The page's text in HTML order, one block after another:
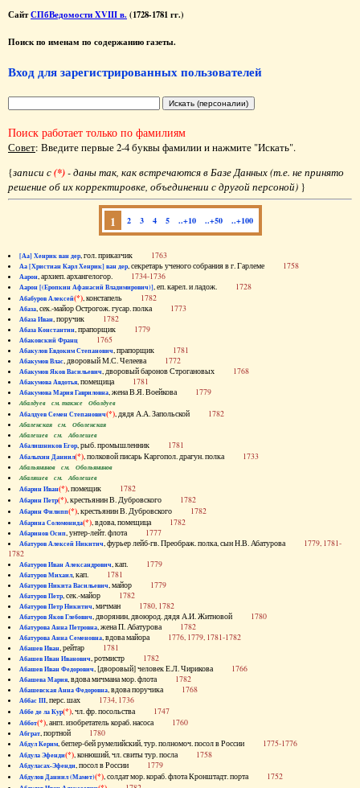
СайтСПбВедомости XVIII в. (1728-1781 гг.)
Поиск по именам по содержанию газеты.
Вход для зарегистрированных пользователей
Поиск работает только по фамилиям
Совет: Введите первые 2-4 буквы фамилии и нажмите "Искать".
{записи с(*)- даны так, как встречаются в Базе Данных (т.е. не принято
решение об их корректировке, объединении с другой персоной) }
1 2 3 4 5 ..+10 ..+50 ..+100
[Аа] Хенрик ван дер, гол. приказчик 1763
Аа [Христиан Карл Хенрик] ван дер, секретарь ученого собрания в г. Гарлеме 1758
Аарон, архиеп. архангелогор. 1734-1736
Аарон [(Еропкин Афанасий Владимирович)], еп. карел. и ладож. 1728
Абабуров Алексей(*), констапель 1782
Абаза, сек.-майор Острогож. гусар. полка 1773
Абаза Иван, поручик 1782
Абаза Константин, прапорщик 1779
Абаковский Франц 1765
Абакулов Евдоким Степанович, прапорщик 1781
Абакумов Влас, дворовый М.С. Челеева 1772
Абакумов Яков Васильевич, дворовый баронов Строгановых 1768
Абакумова Авдотья, помещица 1781
Абакумова Мария Гавриловна, жена В.Я. Воейкова 1779
Абалдуев см. также Оболдуев
Абалдуев Семен Степанович(*), дядя А.А. Запольской 1782
Абаленская см. Оболенская
Абалешев см. Аболешев
Абалишников Егор, рыб. промышленник 1781
Абалыхин Даниил(*), полковой писарь Каргопол. драгун. полка 1733
Абальянинов см. Обольянинов
Абаляшев см. Аболешев
Абарин Иван(*), помещик 1782
Абарин Петр(*), крестьянин В. Дубровского 1782
Абарин Филипп(*), крестьянин В. Дубровского 1782
Абарина Соломонида(*), вдова, помещица 1782
Абаринов Осип, унтер-лейт. флота 1777
Абатуров Алексей Никитич, фурьер лейб-гв. Преображ. полка, сын Н.В. Абатурова 1779, 1781-
1782
Абатуров Иван Александрович, кап. 1779
Абатуров Михаил, кап. 1781
Абатуров Никита Васильевич, майор 1779
Абатуров Петр, сек.-майор 1782
Абатуров Петр Никитич, мичман 1780, 1782
Абатуров Яков Глебович, дворянин, двоюрод. дядя А.И. Житновой 1780
Абатурова Анна Петровна, жена П. Абатурова 1782
Абатурова Анна Семеновна, вдова майора 1776, 1779, 1781-1782
Абашев Иван, рейтар 1781
Абашев Иван Иванович, ротмистр 1782
Абашев Иван Федорович, [дворовый] человек Е.Л. Чирикова 1766
Абашева Мария, вдова мичмана мор. флота 1782
Абашевская Анна Федоровна, вдова поручика 1768
Аббас III, перс. шах 1734, 1736
Аббе де ла Кур(*), чл. фр. посольства 1747
Аббот(*), англ. изобретатель кораб. насоса 1760
Абграт, портной 1780
Абдул Керим, беглер-бей румелийский, тур. полномоч. посол в России 1775-1776
Абдула Эфенди(*), конюший, чл. свиты тур. посла 1758
Абдуласах-Эфенди, посол в России 1779
Абдулов Даниил (Мамет)(*), солдат мор. кораб. флота Кронштадт. порта 1752